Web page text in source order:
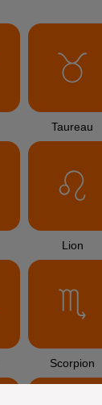
Taureau
Lion
Scorpion